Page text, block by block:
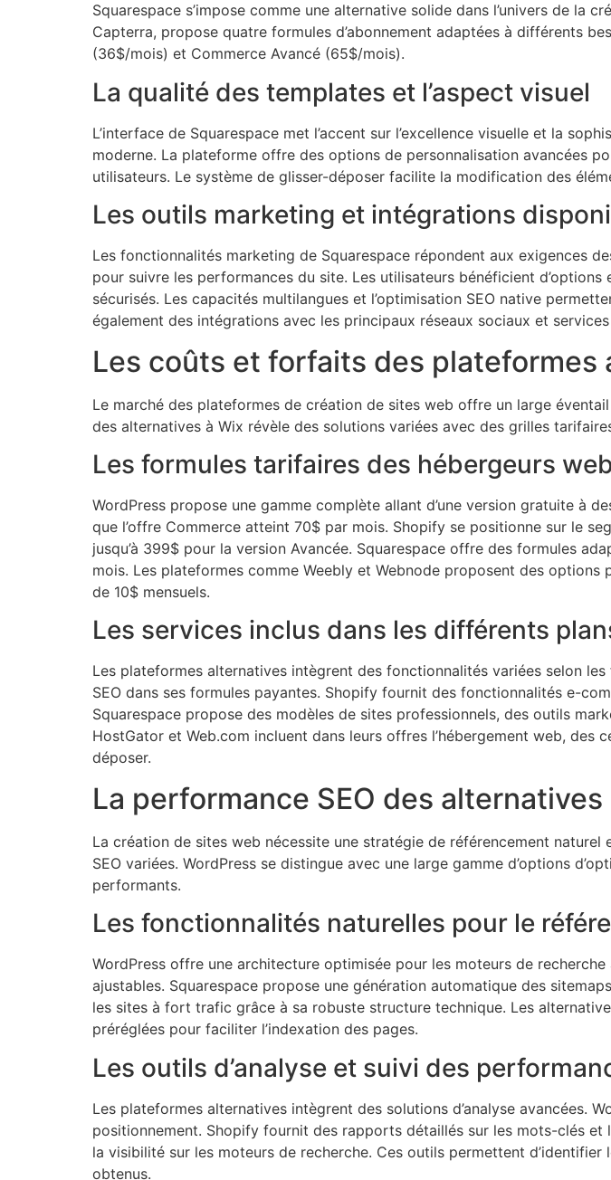
Squarespace s’impose comme une alternative solide dans l’univers de
Capterra, propose quatre formules d’abonnement adaptées à différents
(36$/mois) et Commerce Avancé (65$/mois).
La qualité des templates et l’aspect visuel
L’interface de Squarespace met l’accent sur l’excellence visuelle et la
moderne. La plateforme offre des options de personnalisation avancées
utilisateurs. Le système de glisser-déposer facilite la modification des
Les outils marketing et intégrations
Les fonctionnalités marketing de Squarespace répondent aux exigences
pour suivre les performances du site. Les utilisateurs bénéficient
sécurisés. Les capacités multilangues et l’optimisation SEO native
également des intégrations avec les principaux réseaux sociaux et
Les coûts et forfaits des plateformes
Le marché des plateformes de création de sites web offre un large
des alternatives à Wix révèle des solutions variées avec des grilles
Les formules tarifaires des hébergeurs
WordPress propose une gamme complète allant d’une version gratuite à
que l’offre Commerce atteint 70$ par mois. Shopify se positionne sur le
jusqu’à 399$ pour la version Avancée. Squarespace offre des formules
mois. Les plateformes comme Weebly et Webnode proposent des
de 10$ mensuels.
Les services inclus dans les différents
Les plateformes alternatives intègrent des fonctionnalités variées selon
SEO dans ses formules payantes. Shopify fournit des fonctionnalités e-
Squarespace propose des modèles de sites professionnels, des outils
HostGator et Web.com incluent dans leurs offres l’hébergement web,
déposer.
La performance SEO des alternatives
La création de sites web nécessite une stratégie de référencement
SEO variées. WordPress se distingue avec une large gamme d’options
performants.
Les fonctionnalités naturelles pour le
WordPress offre une architecture optimisée pour les moteurs de
ajustables. Squarespace propose une génération automatique des
les sites à fort trafic grâce à sa robuste structure technique. Les
préréglées pour faciliter l’indexation des pages.
Les outils d’analyse et suivi des
Les plateformes alternatives intègrent des solutions d’analyse avancées.
positionnement. Shopify fournit des rapports détaillés sur les mots-clés
la visibilité sur les moteurs de recherche. Ces outils permettent d’identifier
obtenus.